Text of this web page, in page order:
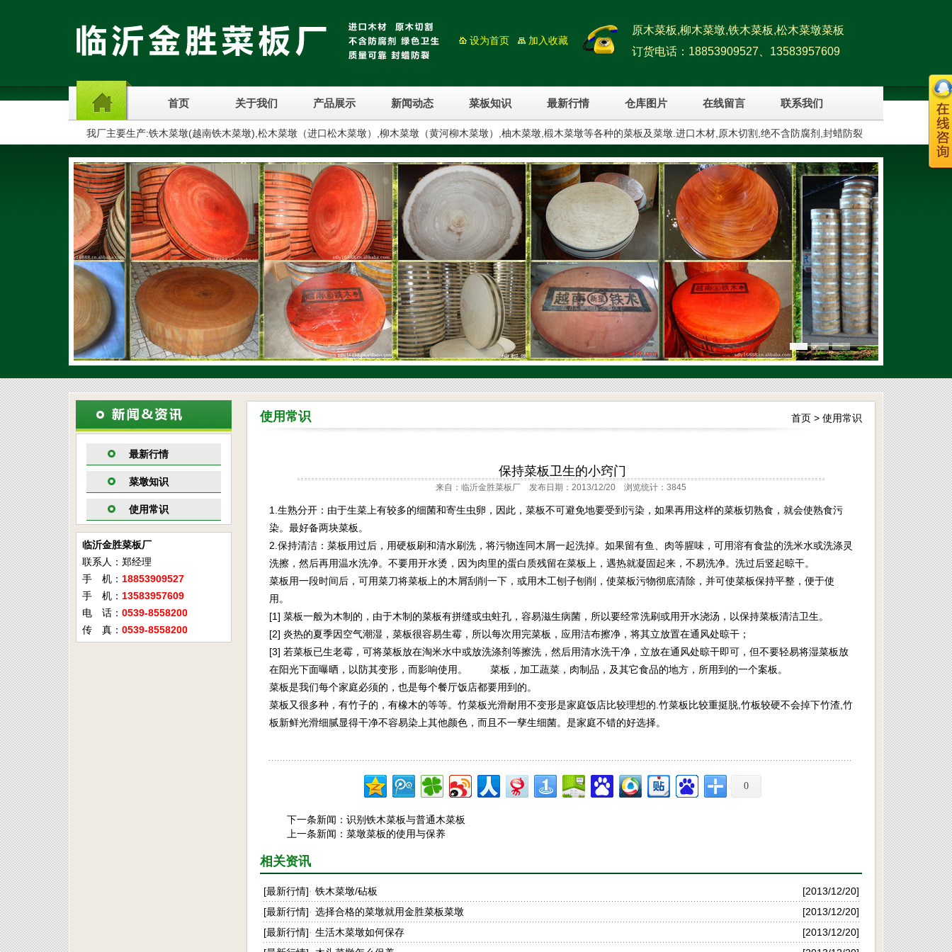
设为首页 加入收藏
原木菜板,柳木菜墩,铁木菜板,松木菜墩菜板
订货电话：18853909527、13583957609
首页 关于我们 产品展示 新闻动态 菜板知识 最新行情 仓库图片 在线留言 联系我们
我厂主要生产:铁木菜墩(越南铁木菜墩),松木菜墩（进口松木菜墩）,柳木菜墩（黄河柳木菜墩）,柚木菜墩,椴木菜墩等各种的菜板及菜墩.进口木材,原木切割,绝不含防腐剂,封蜡防裂
最新行情
菜墩知识
使用常识
临沂金胜菜板厂
联系人：郑经理
手 机： 18853909527
手 机： 13583957609
电 话： 0539-8558200
传 真： 0539-8558200
使用常识 首页 > 使用常识
保持菜板卫生的小窍门
来自：临沂金胜菜板厂 发布日期：2013/12/20 浏览统计：3845
1.生熟分开：由于生菜上有较多的细菌和寄生虫卵，因此，菜板不可避免地要受到污染，如果再用这样的菜板切熟食，就会使熟食污
染。最好备两块菜板。
2.保持清洁：菜板用过后，用硬板刷和清水刷洗，将污物连同木屑一起洗掉。如果留有鱼、肉等腥味，可用溶有食盐的洗米水或洗涤灵
洗擦，然后再用温水洗净。不要用开水烫，因为肉里的蛋白质残留在菜板上，遇热就凝固起来，不易洗净。洗过后竖起晾干。
菜板用一段时间后，可用菜刀将菜板上的木屑刮削一下，或用木工刨子刨削，使菜板污物彻底清除，并可使菜板保持平整，便于使
用。
[1] 菜板一般为木制的，由于木制的菜板有拼缝或虫蛀孔，容易滋生病菌，所以要经常洗刷或用开水浇汤，以保持菜板清洁卫生。
[2] 炎热的夏季因空气潮湿，菜板很容易生霉，所以每次用完菜板，应用洁布擦净，将其立放置在通风处晾干；
[3] 若菜板已生老霉，可将菜板放在淘米水中或放洗涤剂等擦洗，然后用清水洗干净，立放在通风处晾干即可，但不要轻易将湿菜板放
在阳光下面曝晒，以防其变形，而影响使用。 菜板，加工蔬菜，肉制品，及其它食品的地方，所用到的一个案板。
菜板是我们每个家庭必须的，也是每个餐厅饭店都要用到的。
菜板又很多种，有竹子的，有橡木的等等。竹菜板光滑耐用不变形是家庭饭店比较理想的.竹菜板比较重挺脱,竹板较硬不会掉下竹渣,竹
板新鲜光滑细腻显得干净不容易染上其他颜色，而且不一孳生细菌。是家庭不错的好选择。
0
下一条新闻： 识别铁木菜板与普通木菜板
上一条新闻： 菜墩菜板的使用与保养
相关资讯
[最新行情]· 铁木菜墩/砧板
[2013/12/20]
[最新行情]· 选择合格的菜墩就用金胜菜板菜墩
[2013/12/20]
[最新行情]· 生活木菜墩如何保存
[2013/12/20]